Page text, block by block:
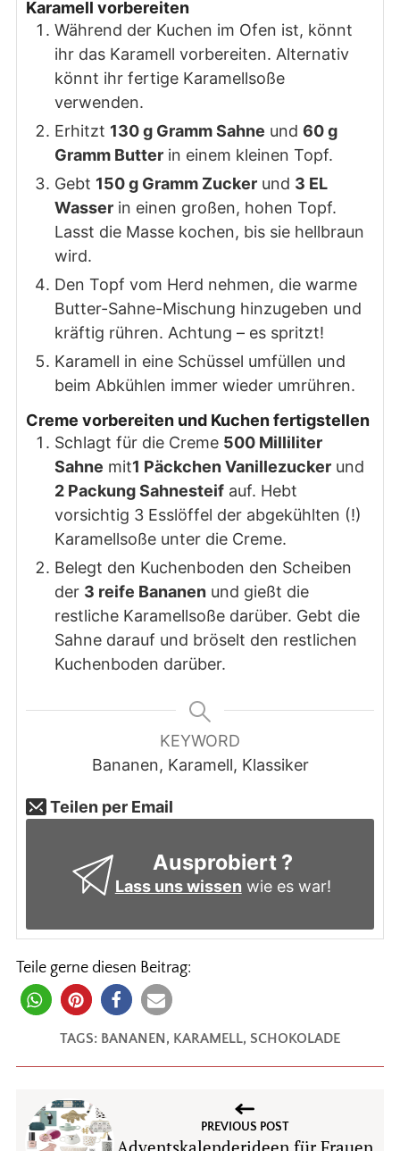
Karamell vorbereiten
Während der Kuchen im Ofen ist, könnt
ihr das Karamell vorbereiten. Alternativ
könnt ihr fertige Karamellsoße
verwenden.
Erhitzt 130 g Gramm Sahne und 60 g
Gramm Butterin einem kleinen Topf.
Gebt 150 g Gramm Zuckerund 3 EL
Wasserin einen großen, hohen Topf.
Lasst die Masse kochen, bis sie hellbraun
wird.
Den Topf vom Herd nehmen, die warme
Butter-Sahne-Mischung hinzugeben und
kräftig rühren. Achtung – es spritzt!
Karamell in eine Schüssel umfüllen und
beim Abkühlen immer wieder umrühren.
Creme vorbereiten und Kuchen fertigstellen
Schlagt für die Creme 500 Milliliter
Sahne mit1 Päckchen Vanillezuckerund
2 Packung Sahnesteifauf. Hebt
vorsichtig 3 Esslöffel der abgekühlten (!)
Karamellsoße unter die Creme.
Belegt den Kuchenboden den Scheiben
der 3 reife Bananenund gießt die
restliche Karamellsoße darüber. Gebt die
Sahne darauf und bröselt den restlichen
Kuchenboden darüber.
KEYWORD
Bananen, Karamell, Klassiker
Teilen per Email
Ausprobiert ?
Lass uns wissen wie es war!
Teile gerne diesen Beitrag:
TAGS: BANANEN, KARAMELL, SCHOKOLADE
PREVIOUS POST